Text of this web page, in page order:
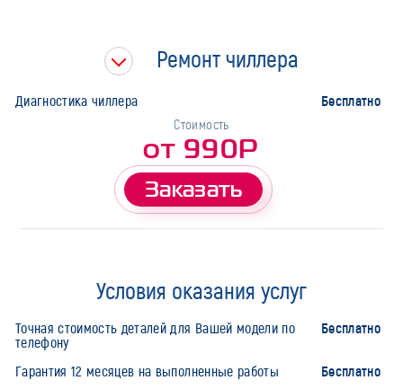
Ремонт чиллера
Диагностика чиллера Бесплатно
Стоимость
от 990Р
Заказать
Условия оказания услуг
Точная стоимость деталей для Вашей модели по
телефону
Бесплатно
Гарантия 12 месяцев на выполненные работы Бесплатно